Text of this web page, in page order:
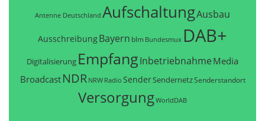
Antenne Deutschland AufschaltungAusbau
AusschreibungBayern blm Bundesmux DAB+
Digitalisierung EmpfangInbetriebnahme Media
Broadcast NDR NRW Radio SenderSendernetzSenderstandort
VersorgungWorldDAB